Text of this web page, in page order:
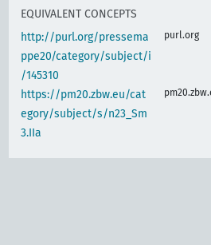
EQUIVALENT CONCEPTS
http://purl.org/pressema
ppe20/category/subject/i
/145310
purl.org
https://pm20.zbw.eu/cat
egory/subject/s/n23_Sm
3.IIa